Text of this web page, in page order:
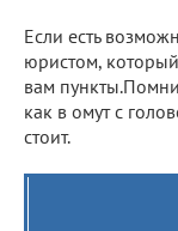
Если есть
юристом,
вам
как в омут с
стоит.